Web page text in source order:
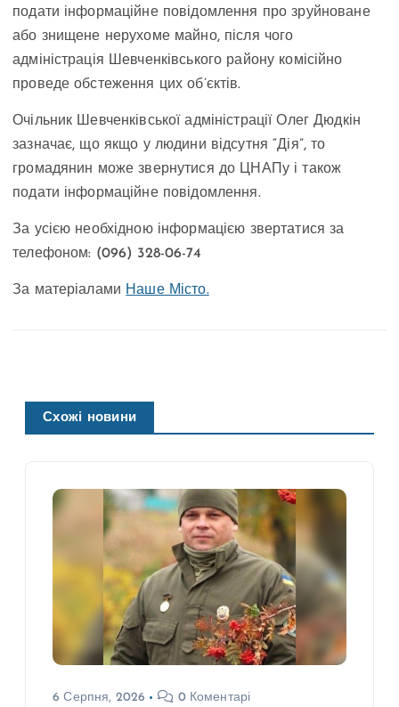
подати інформаційне повідомлення про зруйноване
або знищене нерухоме майно, після чого
адміністрація Шевченківського району комісійно
проведе обстеження цих об’єктів.
Очільник Шевченківської адміністрації Олег Дюдкін
зазначає, що якщо у людини відсутня “Дія”, то
громадянин може звернутися до ЦНАПу і також
подати інформаційне повідомлення.
За усією необхідною інформацією звертатися за
телефоном: (096) 328-06-74
За матеріалами Наше Місто.
Схожі новини
6 Серпня, 2026 0 Коментарі